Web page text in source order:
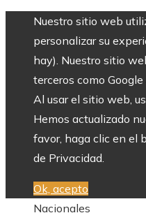
Nuestro sitio web
personalizar su
hay). Nuestro sitio
terceros como
Al usar el sitio web,
Hemos actualizado
favor, haga clic en el
de Privacidad.
Ok, acepto
Nacionales